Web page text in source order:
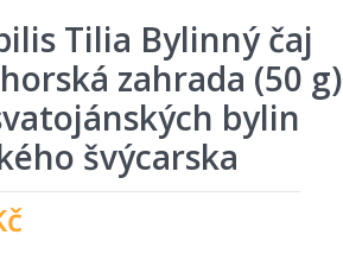
Tilia Bylinný čaj
zahrada (50
bylin
švýcarska